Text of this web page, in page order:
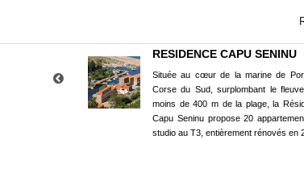
RESIDENCE CAPU SENINU
Située au cœur de la marine de
Corse du Sud, surplombant le
moins de 400 m de la plage, la
Capu Seninu propose 20
studio au T3, entièrement rénovés en